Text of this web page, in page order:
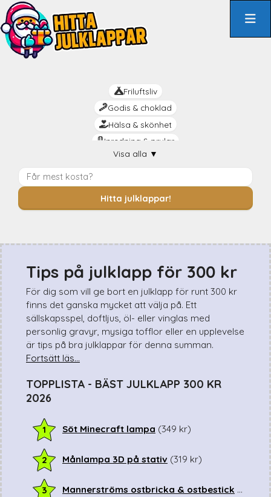
Hoppa
till
innehåll
Friluftsliv
Godis & choklad
Hälsa & skönhet
Inredning & prylar
Kreativt
Sista minuten
Smarta
Spel & pussel
Sport & träning
Teknik
Visa alla ▼
Hitta julklappar!
Tips på julklapp för 300 kr
För dig som vill ge bort en julklapp för runt 300 kr
finns det ganska mycket att välja på. Ett
sällskapsspel, doftljus, öl- eller vinglas med
personlig gravyr, mysiga tofflor eller en upplevelse
är tips på bra julklappar för denna summan.
Fortsätt läs...
TOPPLISTA - BÄST JULKLAPP 300 KR
2026
1 Söt Minecraft lampa (349 kr)
2 Månlampa 3D på stativ (319 kr)
3 Mannerströms ostbricka & ostbestick 299 )